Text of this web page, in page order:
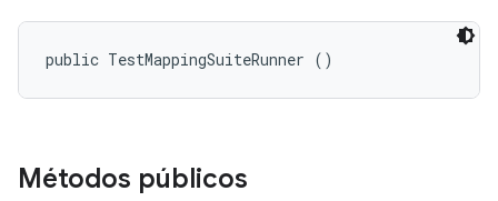
public TestMappingSuiteRunner ()
Métodos públicos